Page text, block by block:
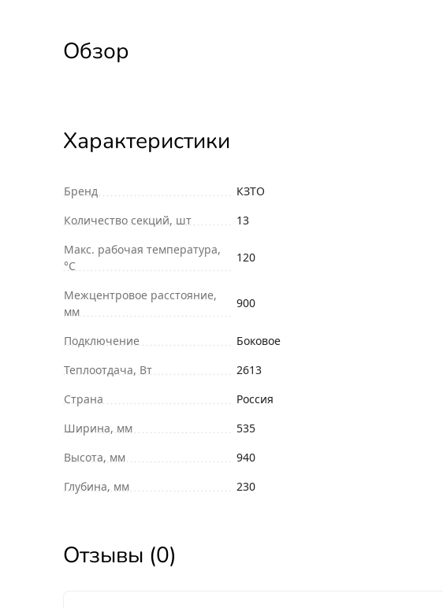
Обзор
Характеристики
Бренд
КЗТО
Количество секций, шт
13
Макс. рабочая температура,
°С
120
Межцентровое расстояние,
мм
900
Подключение
Боковое
Теплоотдача, Вт
2613
Страна
Россия
Ширина, мм
535
Высота, мм
940
Глубина, мм
230
Отзывы (0)